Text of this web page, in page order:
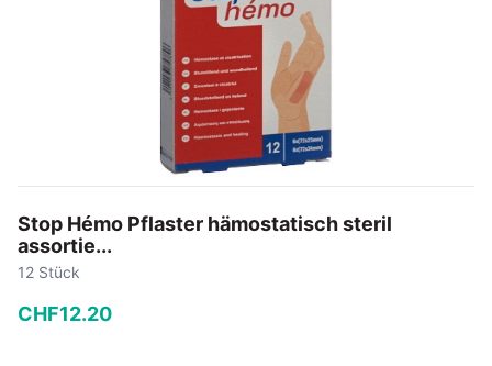
Stop Hémo Pflaster hämostatisch steril
assortie...
12 Stück
CHF12.20